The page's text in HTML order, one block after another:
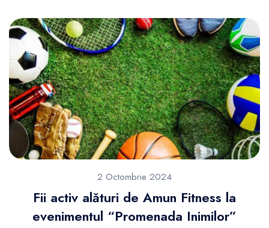
2 Octombrie 2024
Fii activ alături de Amun Fitness la
evenimentul “Promenada Inimilor”